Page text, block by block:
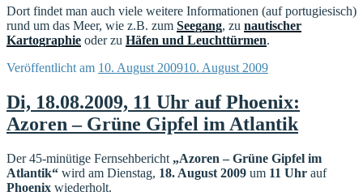
Dort findet man auch viele weitere Informationen (auf portugiesisch)
rund um das Meer, wie z.B. zum Seegang, zu nautischer
Kartographie oder zu Häfen und Leuchttürmen.
Veröffentlicht am 10. August 200910. August 2009
Di, 18.08.2009, 11 Uhr auf Phoenix:
Azoren – Grüne Gipfel im Atlantik
Der 45-minütige Fernsehbericht „Azoren – Grüne Gipfel im
Atlantik“ wird am Dienstag, 18. August 2009 um 11 Uhr auf
Phoenix wiederholt.